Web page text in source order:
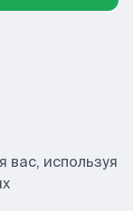
используя